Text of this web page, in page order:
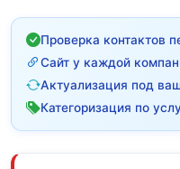
Проверка контактов
Сайт у каждой
Актуализация под
Категоризация по